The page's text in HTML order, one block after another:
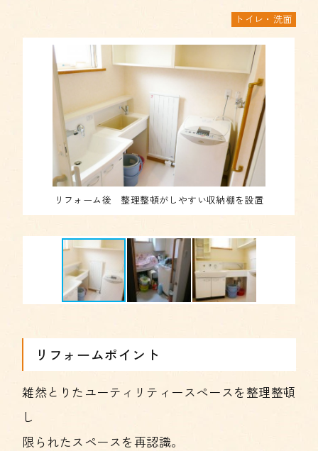
トイレ・洗面
リフォーム後 整理整頓がしやすい収納棚を設置
リフォームポイント
雑然とりたユーティリティースペースを整理整頓
し
限られたスペースを再認識。